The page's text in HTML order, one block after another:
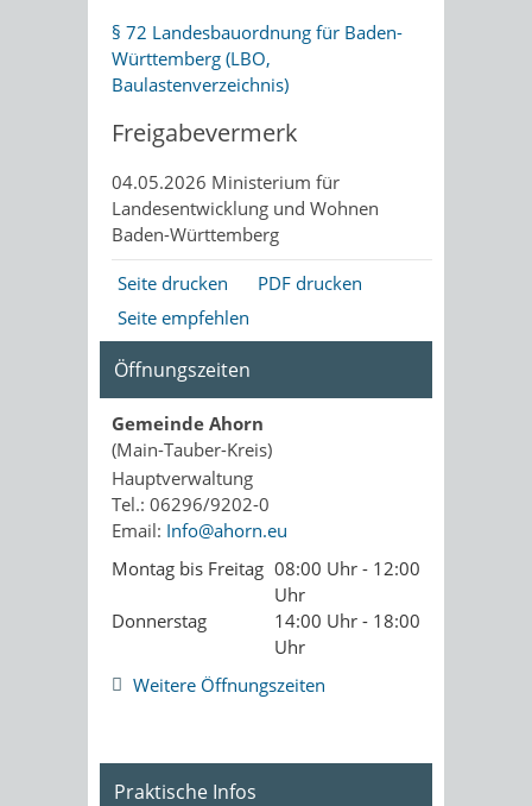
§ 72 Landesbauordnung für Baden-
Württemberg (LBO,
Baulastenverzeichnis)
Freigabevermerk
04.05.2026 Ministerium für
Landesentwicklung und Wohnen
Baden-Württemberg
Seite drucken
PDF drucken
Seite empfehlen
Öffnungszeiten
Gemeinde Ahorn
(Main-Tauber-Kreis)
Hauptverwaltung
Tel.: 06296/9202-0
Email: Info@ahorn.eu
Montag bis Freitag 08:00 Uhr - 12:00
Uhr
Donnerstag
14:00 Uhr - 18:00
Uhr
Weitere Öffnungszeiten
Praktische Infos